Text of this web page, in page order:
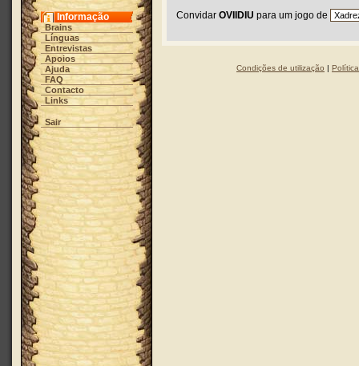
Informação
Brains
Línguas
Entrevistas
Apoios
Ajuda
FAQ
Contacto
Links
Sair
Convidar OVIIDIU para um jogo de
Condições de utilização |